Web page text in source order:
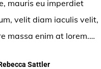
mauris eu imperdiet
velit diam iaculis velit,
massa enim at lorem.…
Sattler